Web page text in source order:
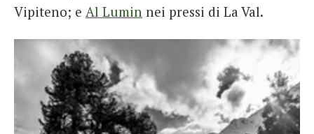
Vipiteno; e Al Lumin nei pressi di La Val.